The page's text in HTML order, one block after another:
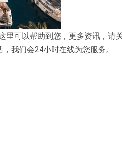
里可以帮助到您，更多资讯，请
我们会24小时在线为您服务。